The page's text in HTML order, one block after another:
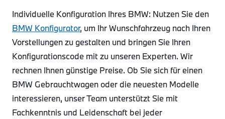
Individuelle Konfiguration Ihres BMW: Nutzen Sie den
BMW Konfigurator, um Ihr Wunschfahrzeug nach Ihren
Vorstellungen zu gestalten und bringen Sie Ihren
Konfigurationscode mit zu unseren Experten. Wir
rechnen Ihnen günstige Preise. Ob Sie sich für einen
BMW Gebrauchtwagen oder die neuesten Modelle
interessieren, unser Team unterstützt Sie mit
Fachkenntnis und Leidenschaft bei jeder